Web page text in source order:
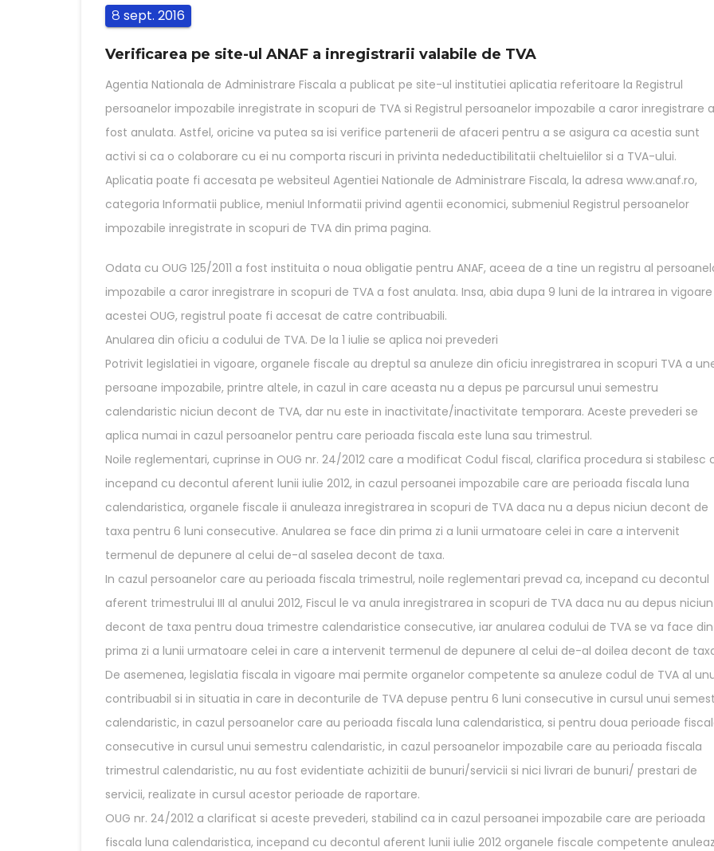
8 sept. 2016
Verificarea pe site-ul ANAF a inregistrarii valabile de TVA
Agentia Nationala de Administrare Fiscala a publicat pe site-ul institutiei aplicatia referitoare la Registrul
persoanelor impozabile inregistrate in scopuri de TVA si Registrul persoanelor impozabile a caror inregistrare a
fost anulata. Astfel, oricine va putea sa isi verifice partenerii de afaceri pentru a se asigura ca acestia sunt
activi si ca o colaborare cu ei nu comporta riscuri in privinta nedeductibilitatii cheltuielilor si a TVA-ului.
Aplicatia poate fi accesata pe websiteul Agentiei Nationale de Administrare Fiscala, la adresa www.anaf.ro,
categoria Informatii publice, meniul Informatii privind agentii economici, submeniul Registrul persoanelor
impozabile inregistrate in scopuri de TVA din prima pagina.
Odata cu OUG 125/2011 a fost instituita o noua obligatie pentru ANAF, aceea de a tine un registru al
impozabile a caror inregistrare in scopuri de TVA a fost anulata. Insa, abia dupa 9 luni de la intrarea in
acestei OUG, registrul poate fi accesat de catre contribuabili.
Anularea din oficiu a codului de TVA. De la 1 iulie se aplica noi prevederi
Potrivit legislatiei in vigoare, organele fiscale au dreptul sa anuleze din oficiu inregistrarea in scopuri TVA a
persoane impozabile, printre altele, in cazul in care aceasta nu a depus pe parcursul unui semestru
calendaristic niciun decont de TVA, dar nu este in inactivitate/inactivitate temporara. Aceste prevederi se
aplica numai in cazul persoanelor pentru care perioada fiscala este luna sau trimestrul.
Noile reglementari, cuprinse in OUG nr. 24/2012 care a modificat Codul fiscal, clarifica procedura si stabilesc
incepand cu decontul aferent lunii iulie 2012, in cazul persoanei impozabile care are perioada fiscala luna
calendaristica, organele fiscale ii anuleaza inregistrarea in scopuri de TVA daca nu a depus niciun decont de
taxa pentru 6 luni consecutive. Anularea se face din prima zi a lunii urmatoare celei in care a intervenit
termenul de depunere al celui de-al saselea decont de taxa.
In cazul persoanelor care au perioada fiscala trimestrul, noile reglementari prevad ca, incepand cu decontul
aferent trimestrului III al anului 2012, Fiscul le va anula inregistrarea in scopuri de TVA daca nu au depus niciun
decont de taxa pentru doua trimestre calendaristice consecutive, iar anularea codului de TVA se va face din
prima zi a lunii urmatoare celei in care a intervenit termenul de depunere al celui de-al doilea decont de
De asemenea, legislatia fiscala in vigoare mai permite organelor competente sa anuleze codul de TVA al
contribuabil si in situatia in care in deconturile de TVA depuse pentru 6 luni consecutive in cursul unui
calendaristic, in cazul persoanelor care au perioada fiscala luna calendaristica, si pentru doua perioade
consecutive in cursul unui semestru calendaristic, in cazul persoanelor impozabile care au perioada fiscala
trimestrul calendaristic, nu au fost evidentiate achizitii de bunuri/servicii si nici livrari de bunuri/ prestari de
servicii, realizate in cursul acestor perioade de raportare.
OUG nr. 24/2012 a clarificat si aceste prevederi, stabilind ca in cazul persoanei impozabile care are perioada
fiscala luna calendaristica, incepand cu decontul aferent lunii iulie 2012 organele fiscale competente